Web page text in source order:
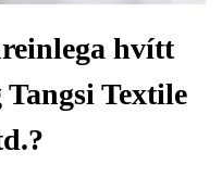
hvítt
Textile